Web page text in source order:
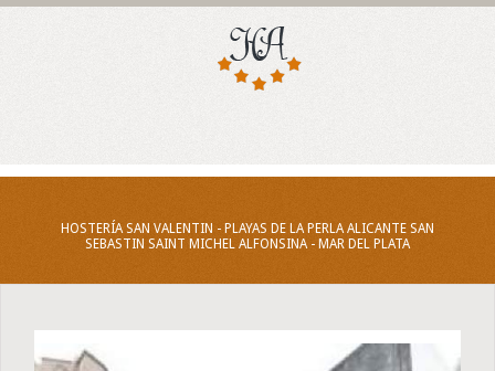
HOSTERÍA SAN VALENTIN - PLAYAS DE LA PERLA ALICANTE SAN
SEBASTIN SAINT MICHEL ALFONSINA - MAR DEL PLATA